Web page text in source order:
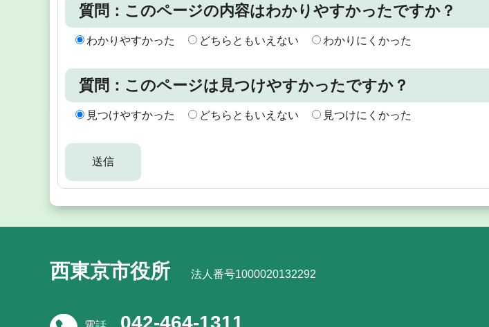
質問：このページの内容はわかりやすかったですか？
わかりやすかった どちらともいえない わかりにくかった
質問：このページは見つけやすかったですか？
見つけやすかった どちらともいえない 見つけにくかった
西東京市役所 法人番号1000020132292
042-464-1311